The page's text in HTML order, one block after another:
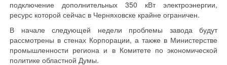
подключение дополнительных 350 кВт электроэнергии,
ресурс которой сейчас в Черняховске крайне ограничен.
В начале следующей недели проблемы завода будут
рассмотрены в стенах Корпорации, а также в Министерстве
промышленности региона и в Комитете по экономической
политике областной Думы.